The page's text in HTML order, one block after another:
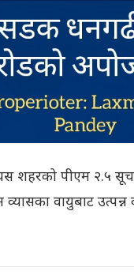
पीएम २.५
व्यासका वायुबाट